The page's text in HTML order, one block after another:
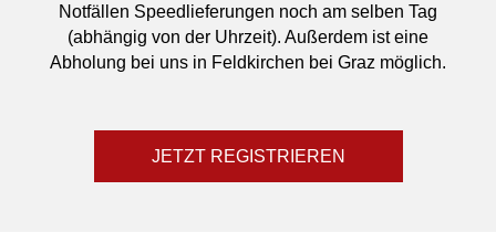
Notfällen Speedlieferungen noch am selben Tag
(abhängig von der Uhrzeit). Außerdem ist eine
Abholung bei uns in Feldkirchen bei Graz möglich.
JETZT REGISTRIEREN